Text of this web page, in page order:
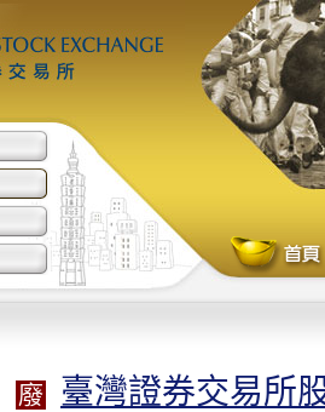
廢
臺灣證券交易所